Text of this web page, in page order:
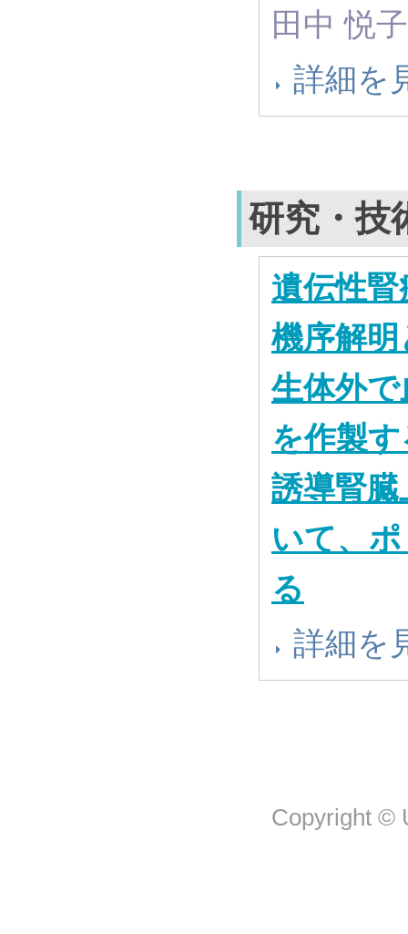
田中 悦子
詳細を
研究・技
遺伝性
機序解
生体外
を作製
誘導腎
いて、
る
詳細を
Copyright ©